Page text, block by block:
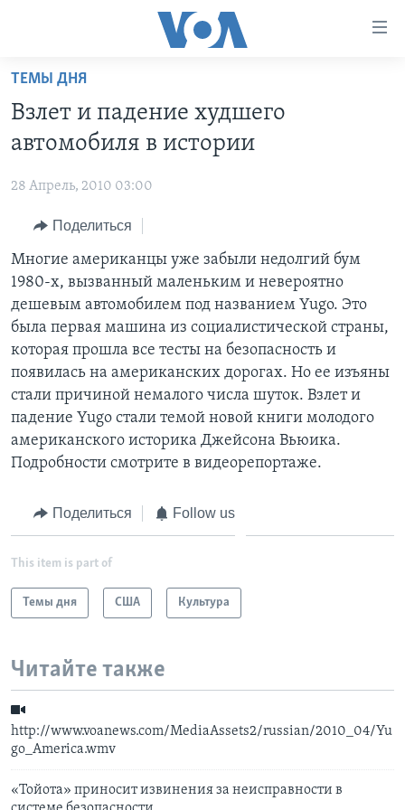
Перейти
основной
контент
навигации
Перейти
поиск
ПРОГРАММЫ
НОВОСТИ ЗА МИНУТУ
ИТОГИ
ПОЧЕМУ ЭТО ВАЖНО?
ДИСКУССИЯ VOA
ДЕТАЛИ
НЬЮ-ЙОРК NEW YORK
АМЕРИКА. БОЛЬШОЕ ПУТЕШЕСТВИЕ
УЧИМ АНГЛИЙСКИЙ
НАША АМЕРИКАНСКАЯ ИСТОРИЯ
А КАК В АМЕРИКЕ?
АРТЕФАКТЫ
АМЕРИКАНСКИЕ ГОРОДКИ
ТЕСТЫ
ЭКСПЕРТИЗА
ИНТЕРВЬЮ
ФАКТЫ ПРОТИВ ФЕЙКОВ
ЗА СВОБОДУ ПРЕССЫ
УЧИМ АНГЛИЙСКИЙ
ВИДЕО
ПОДПИСКА НА НОВОСТИ
Learning English
Языки
ТЕМЫ ДНЯ
Взлет и падение худшего
автомобиля в истории
28 Апрель, 2010 03:00
Поделиться
Многие американцы уже забыли недолгий бум
1980-х, вызванный маленьким и невероятно
дешевым автомобилем под названием Yugo. Это
была первая машина из социалистической страны,
которая прошла все тесты на безопасность и
появилась на американских дорогах. Но ее изъяны
стали причиной немалого числа шуток. Взлет и
падение Yugo стали темой новой книги молодого
американского историка Джейсона Вьюика.
Подробности смотрите в видеорепортаже.
Поделиться Follow us
This item is part of
Темы дня США Культура
Читайте также
http://www.voanews.com/MediaAssets2/russian/2010_04/Yu
go_America.wmv
«Тойота» приносит извинения за неисправности в